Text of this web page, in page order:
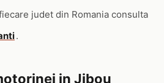
judet din Romania consulta
.
in Jibou